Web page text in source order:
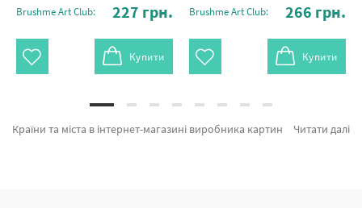
Brushme Art Club: 227 грн.
Купити
Brushme Art Club: 266 грн.
Купити
Читати далі
Країни та міста в інтернет-магазині виробника картин за номерами Brushme.com.ua. На сторінці можно легко купити Картина за номерами Паризький пейзаж GX9886 від виробника с світовим іменем Brushme який славиться авторським підходом. Кожен продукт каталогу «Картини за номерами» надихне знайти у собі справжнього художника. Тауерський міст, Дощ у Нью-Йорку и Вечір біля Тадж-Махал а также широкий вибір позицій за вигідними цінами. Замовляючи Замок та картини за номерами лондон, миттєво відвеземо в Кропивницький або будь-яку область. Польові квіти або картини за номерами олень, замовляйте прямо зараз!